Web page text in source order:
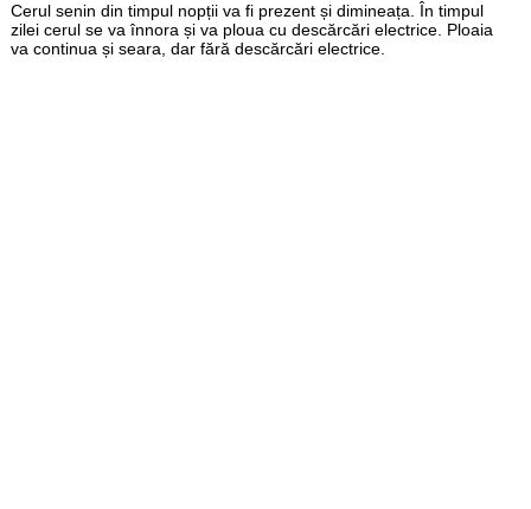
Cerul senin din timpul nopții va fi prezent și dimineața. În timpul
zilei cerul se va înnora și va ploua cu descărcări electrice. Ploaia
va continua și seara, dar fără descărcări electrice.